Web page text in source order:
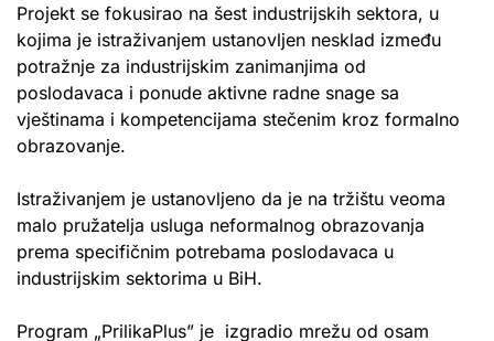
Projekt se fokusirao na šest industrijskih sektora, u
kojima je istraživanjem ustanovljen nesklad između
potražnje za industrijskim zanimanjima od
poslodavaca i ponude aktivne radne snage sa
vještinama i kompetencijama stečenim kroz formalno
obrazovanje.
Istraživanjem je ustanovljeno da je na tržištu veoma
malo pružatelja usluga neformalnog obrazovanja
prema specifičnim potrebama poslodavaca u
industrijskim sektorima u BiH.
Program „PrilikaPlus” je izgradio mrežu od osam